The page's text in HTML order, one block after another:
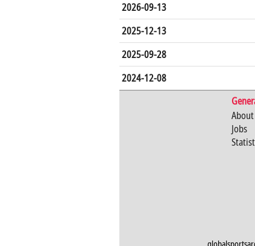
2026-09-13
2025-12-13
2025-09-28
2024-12-08
About
Jobs